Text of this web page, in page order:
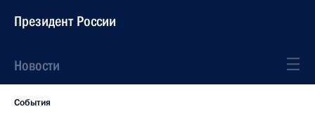
Президент России
Новости
События